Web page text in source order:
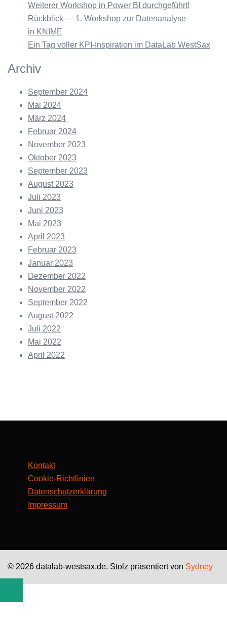
Weiterer Workshop in Power BI durchgeführt!
Rückblick — 1. Workshop zur Datenanalyse
in KNIME
Ein Tag voller KPI-Inspiration im DataLab WestSax
Archiv
September 2024
Mai 2024
März 2024
Februar 2024
November 2023
Oktober 2023
September 2023
August 2023
Juli 2023
Juni 2023
Mai 2023
April 2023
Februar 2023
Januar 2023
Dezember 2022
November 2022
September 2022
August 2022
Juli 2022
Mai 2022
April 2022
Kontakt
Cookie-Richtlinien
Datenschutzerklärung
Impressum
© 2026 datalab-westsax.de. Stolz präsentiert von Sydney